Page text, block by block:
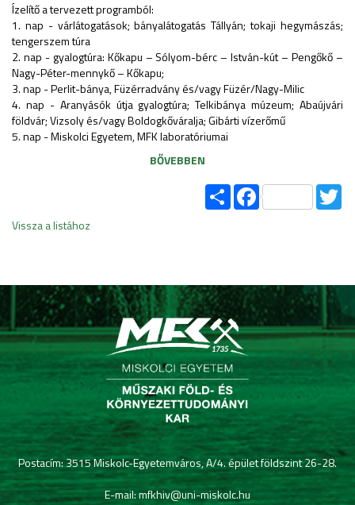
Ízelítő a tervezett programból:
1. nap - várlátogatások; bányalátogatás Tállyán; tokaji hegymászás;
tengerszem túra
2. nap - gyalogtúra: Kőkapu – Sólyom-bérc – István-kút – Pengőkő –
Nagy-Péter-mennykő – Kőkapu;
3. nap - Perlit-bánya, Füzérradvány és/vagy Füzér/Nagy-Milic
4. nap - Aranyásók útja gyalogtúra; Telkibánya múzeum; Abaújvári
földvár; Vizsoly és/vagy Boldogkőváralja; Gibárti vízerőmű
5. nap - Miskolci Egyetem, MFK laboratóriumai
BŐVEBBEN
ShareFacebook
Vissza a listához
Postacím: 3515 Miskolc-Egyetemváros, A/4. épület földszint 26-28.
E-mail: mfkhiv@uni-miskolc.hu